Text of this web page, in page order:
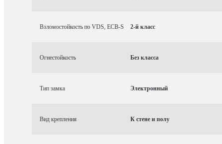
Взломостойкость по VDS, ECB-S 2-й класс
Огнестойкость Без класса
Тип замка Электронный
Вид крепления К стене и полу